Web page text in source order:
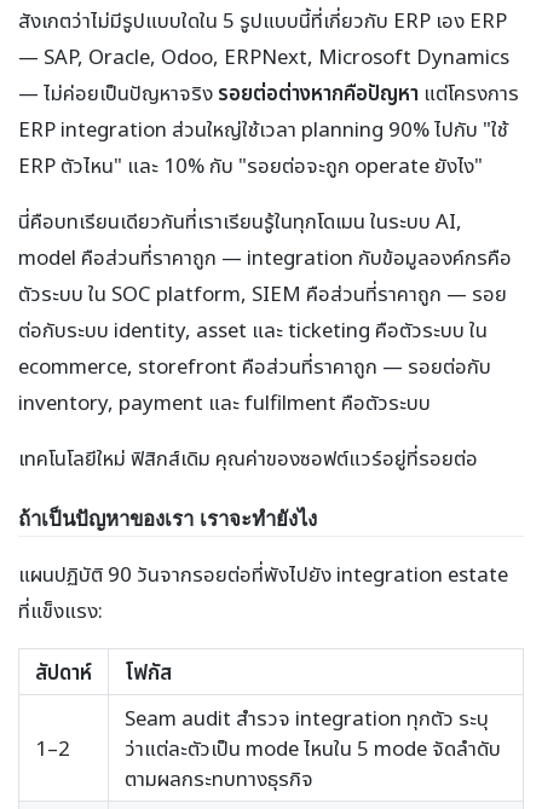
สังเกตว่าไม่มีรูปแบบใดใน 5 รูปแบบนี้ที่เกี่ยวกับ ERP เอง ERP
— SAP, Oracle, Odoo, ERPNext, Microsoft Dynamics
— ไม่ค่อยเป็นปัญหาจริง รอยต่อต่างหากคือปัญหา แต่โครงการ
ERP integration ส่วนใหญ่ใช้เวลา planning 90% ไปกับ "ใช้
ERP ตัวไหน" และ 10% กับ "รอยต่อจะถูก operate ยังไง"
นี่คือบทเรียนเดียวกันที่เราเรียนรู้ในทุกโดเมน ในระบบ AI,
model คือส่วนที่ราคาถูก — integration กับข้อมูลองค์กรคือ
ตัวระบบ ใน SOC platform, SIEM คือส่วนที่ราคาถูก — รอย
ต่อกับระบบ identity, asset และ ticketing คือตัวระบบ ใน
ecommerce, storefront คือส่วนที่ราคาถูก — รอยต่อกับ
inventory, payment และ fulfilment คือตัวระบบ
เทคโนโลยีใหม่ ฟิสิกส์เดิม คุณค่าของซอฟต์แวร์อยู่ที่รอยต่อ
ถ้าเป็นปัญหาของเรา เราจะทำยังไง
แผนปฏิบัติ 90 วันจากรอยต่อที่พังไปยัง integration estate
ที่แข็งแรง:
สัปดาห์ โฟกัส
1–2
Seam audit สำรวจ integration ทุกตัว ระบุ
ว่าแต่ละตัวเป็น mode ไหนใน 5 mode จัดลำดับ
ตามผลกระทบทางธุรกิจ